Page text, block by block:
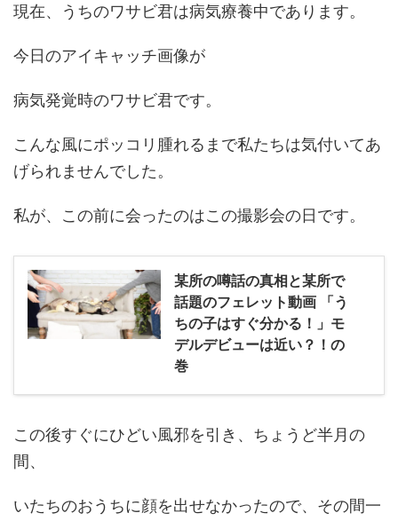
現在、うちのワサビ君は病気療養中であります。
今日のアイキャッチ画像が
病気発覚時のワサビ君です。
こんな風にポッコリ腫れるまで私たちは気付いてあ
げられませんでした。
私が、この前に会ったのはこの撮影会の日です。
某所の噂話の真相と某所で
話題のフェレット動画 「う
ちの子はすぐ分かる！」モ
デルデビューは近い？！の
巻
この後すぐにひどい風邪を引き、ちょうど半月の
間、
いたちのおうちに顔を出せなかったので、その間一